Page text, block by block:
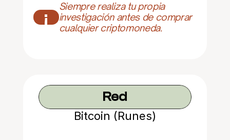
¡
Siempre realiza tu propia
investigación antes de comprar
cualquier criptomoneda.
Red
Bitcoin (Runes)